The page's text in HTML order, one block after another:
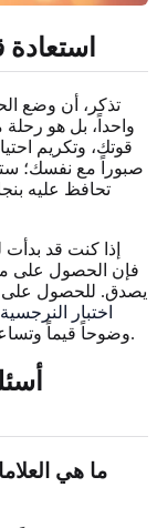
تذكر، أن وضع
واحداً، بل هو
قوتك، وتكريم
صبوراً مع نفسك؛
تحافظ عليه
إذا كنت قد بدأت
فإن الحصول على
يصدق. للحصول على
اختبار
وضوحاً قيماً وتساعدك على فهم ديناميكيات علاقاتك بشكل أفضل.
ما هي